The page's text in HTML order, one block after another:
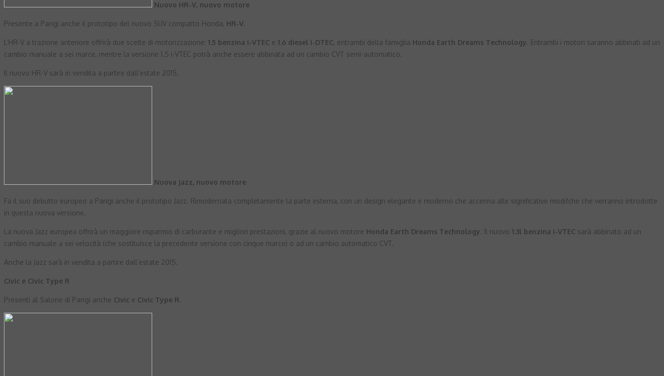
Nuovo HR-V, nuovo motore
Presente a Parigi anche il prototipo del nuovo SUV compatto Honda, HR-V
L’HR-V a trazione anteriore offrirà due scelte di motorizzazione: 1.5 benzina i-VTEC e 1.6 diesel i-DTEC, entrambi della famiglia Honda Earth Dreams Technology . Entrambi i motori saranno abbinati ad un
cambio manuale a sei marce, mentre la versione 1.5 i-VTEC potrà anche essere abbinata ad un cambio CVT semi-automatico.
Il nuovo HR-V sarà in vendita a partire dall’estate 2015.
Nuova Jazz, nuovo motore
Fa il suo debutto europeo a Parigi anche il prototipo Jazz. Rimodernata completamente la parte esterna, con un design elegante e moderno che accenna alle significative modifche che verranno introdotte
in questa nuova versione.
La nuova Jazz europea offrirà un maggiore risparmio di carburante e migliori prestazioni, grazie al nuovo motore Honda Earth Dreams Technology . Il nuovo 1.3l benzina i-VTEC sarà abbinato ad un
cambio manuale a sei velocità (che sostituisce la precedente versione con cinque marce) o ad un cambio automatico CVT.
Anche la Jazz sarà in vendita a partire dall’estate 2015.
Civic e Civic Type R
Presenti al Salone di Parigi anche Civic e Civic Type R